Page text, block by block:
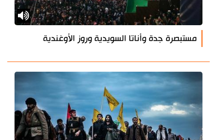
مستبصرة جدة وأناتا السويدية وروز الأوغندية